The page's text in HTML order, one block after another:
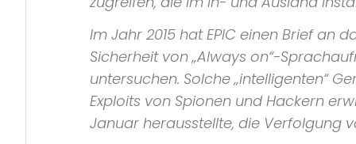
Im Jahr 2015 hatEPIC einen Brief an
Sicherheit von„Always on“-
untersuchen. Solche„intelligenten“
Exploits von Spionen und Hackern
Januar herausstellte, die Verfolgung